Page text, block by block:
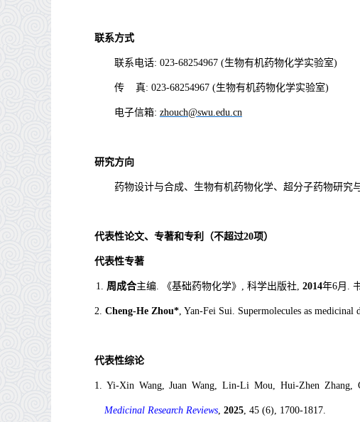
联系方式
联系电话: 023-68254967(生物有机药物化学实验室)
传 真: 023-68254967(生物有机药物化学实验室)
电子信箱: zhouch@swu.edu.cn
研究方向
药物设计与合成、生物有机药物化学、超分子药物研究
代表性论文、专著和专利（不超过20项）
代表性专著
1. 周成合主编. 《基础药物化学》, 科学出版社, 2014年6月.
2. Cheng-He Zhou*, Yan-Fei Sui. Supermolecules as
代表性综论
1. Yi-Xin Wang, Juan Wang, Lin-Li Mou, Hui-Zhen Zhang,
Medicinal Research Reviews, 2025, 45 (6), 1700-1817.